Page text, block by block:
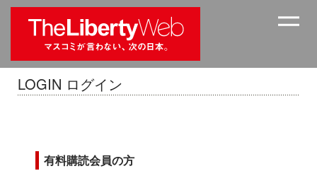
LOGIN ログイン
有料購読会員の方